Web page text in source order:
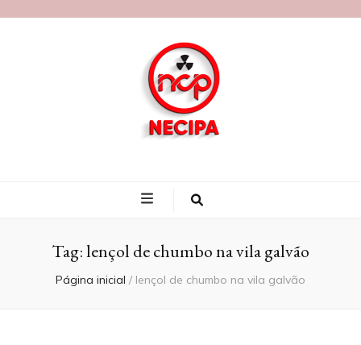
Blog Necipa
Tag:lençol de chumbo na vila galvão
Página inicial / lençol de chumbo na vila galvão